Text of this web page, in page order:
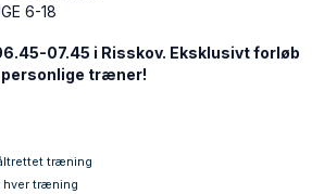
6-18
07.45 i Risskov. Eksklusivt forløb
personlige træner!
træning
hver træning